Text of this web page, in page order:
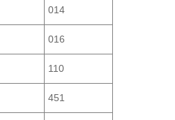
014
016
110
451